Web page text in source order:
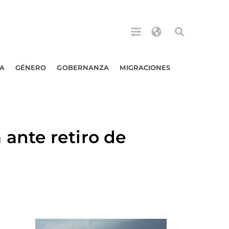
GÉNERO GOBERNANZA MIGRACIONES
ante retiro de